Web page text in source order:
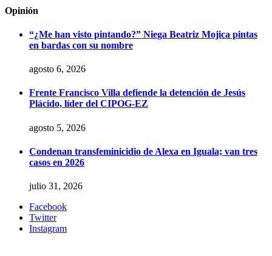
Opinión
“¿Me han visto pintando?” Niega Beatriz Mojica pintas
en bardas con su nombre
agosto 6, 2026
Frente Francisco Villa defiende la detención de Jesús
Plácido, líder del CIPOG-EZ
agosto 5, 2026
Condenan transfeminicidio de Alexa en Iguala; van tres
casos en 2026
julio 31, 2026
Facebook
Twitter
Instagram